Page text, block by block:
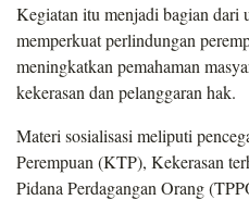
Kegiatan itu menjadi bagian dari
memperkuat perlindungan
meningkatkan pemahaman
kekerasan dan pelanggaran hak.
Materi sosialisasi meliputi
Perempuan (KTP), Kekerasan
Pidana Perdagangan Orang